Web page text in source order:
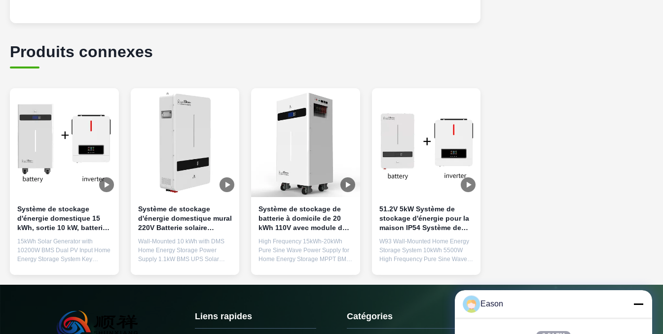
Produits connexes
Système de stockage
d'énergie domestique 15
kWh, sortie 10 kW, batterie
solaire domestique Smart
BMS 9 en 1
15kWh Solar Generator with
10200W BMS Dual PV Input Home
Energy Storage System Key
& 6500 Cycles - LiFePO4 battery
(51.2V 280Ah) provides reliable
Ready with 6500W PV Input - Built-
in 120A MPPT solar charger (max
6500W input, 60-500VDC) for
Système de stockage
d'énergie domestique mural
220V Batterie solaire
domestique pour 6
machines en parallèle
Wall-Mounted 10 kWh with DMS
Home Energy Storage Power
Supply 1.1kW BMS UPS Solar
Pure Sine Wave Battery
Specifications Name LiFePO4
Normal Voltage 51.2V Rated
Capacity 200Ah Watt-hour rating
10240Wh Appearance
Système de stockage de
batterie à domicile de 20
kWh 110V avec module de
batterie LiFePO4 de 300Ah
High Frequency 15kWh-20kWh
Pure Sine Wave Power Supply for
Home Energy Storage MPPT BMS
Standing Product Specifications
Name LiFePO4 Battery Module
Rated Capacity: 300Ah Watt-hour
Approximate Silver Cuboid Mass
51.2V 5kW Système de
stockage d'énergie pour la
maison IP54 Système de
stockage de batterie
résidentielle hybride solaire
W93 Wall-Mounted Home Energy
Storage System 10kWh 5500W
High Frequency Pure Sine Wave
Key Features 10kWh High Density
+ 6500 Cycles - Compact LiFePO4
battery (51.2V 200Ah) delivers
reliable power for 24/7 home use
with industry-leading 6500-cycle
lifespan at 80% DoD Space-
Saving Wall Design - Ultra-slim
Liens rapides Catégories Contactez-nous
Eason